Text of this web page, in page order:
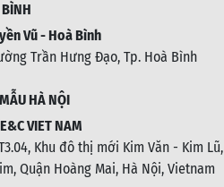
Vũ - Hoà Bình
Trần Hưng Đạo, Tp. Hoà Bình
HÀ NỘI
VIET NAM
Khu đô thị mới Kim Văn - Kim Lũ,
Quận Hoàng Mai, Hà Nội, Vietnam